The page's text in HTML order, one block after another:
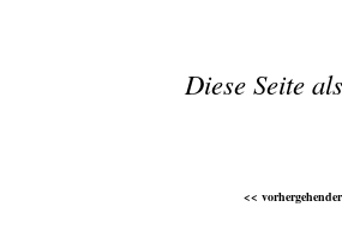
Diese Seite
<<